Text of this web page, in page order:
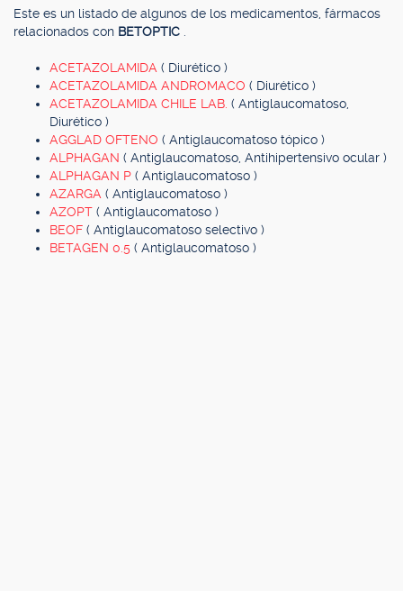
Este es un listado de algunos de los medicamentos, fármacos
relacionados con BETOPTIC
ACETAZOLAMIDA ( Diurético )
ACETAZOLAMIDA ANDROMACO ( Diurético )
ACETAZOLAMIDA CHILE LAB. ( Antiglaucomatoso,
Diurético )
AGGLAD OFTENO ( Antiglaucomatoso tópico )
ALPHAGAN ( Antiglaucomatoso, Antihipertensivo ocular )
ALPHAGAN P ( Antiglaucomatoso )
AZARGA ( Antiglaucomatoso )
AZOPT ( Antiglaucomatoso )
BEOF ( Antiglaucomatoso selectivo )
BETAGEN 0.5 ( Antiglaucomatoso )